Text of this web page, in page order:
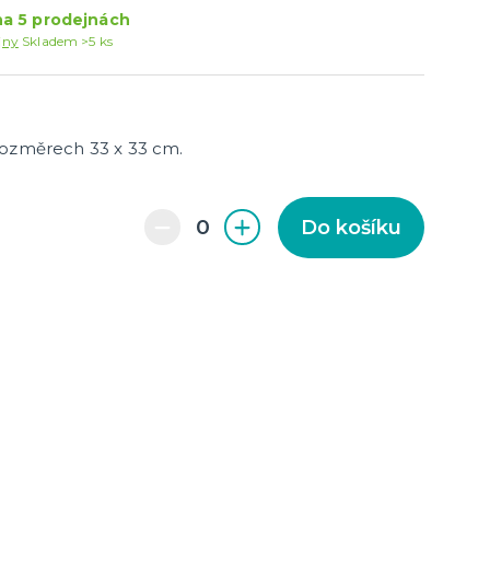
Nové kostýmy a doplňky
5 prodejnách
Skladem >5 ks
33 x 33 cm.
Do košíku